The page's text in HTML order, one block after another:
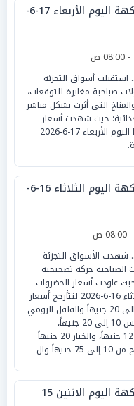
أسعار الخضروات والفاكهة اليوم الأربعاء 17-6-
استقبلت أسواق التجزئة
صباحية مغايرة للتوقعات،
التي أثرت بشكل مباشر
حيث شهدت أسعار
الخضروات والفاكهة هبوطا اليوم الأربعاء 17-6-2026
أسعار الخضروات والفاكهة اليوم الثلاثاء 16-6-
شهدت الأسواق التجزئة
الصباحية حركة تصحيحية
عاودت أسعار الخضروات
والفاكهة النزول اليوم الثلاثاء 16-6-2026 لتتأرجح أسعار
الطماطم ما بين 8.5 جنيه إلى 20 جنيهاً والفلفل الرومي
والبلدي 30 جنيهاً والبطاطس 10 إلى 20 جنيهاً،
والباذنجان الرومي 10 إلى 12 جنيهاً، والخيار 20 جنيهاً
أسعار الخضروات والفاكهة اليوم الاثنين 15